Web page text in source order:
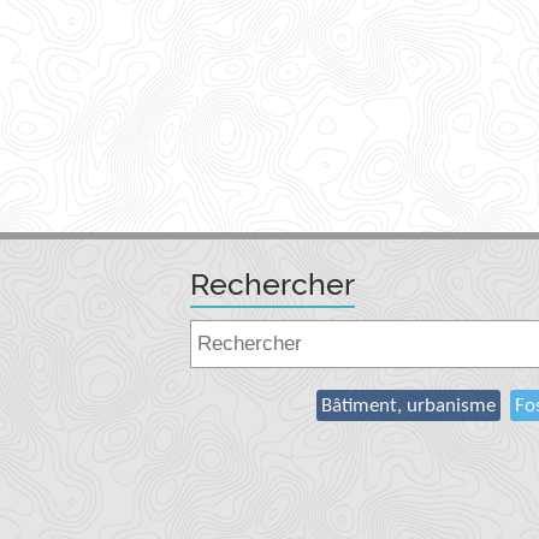
Rechercher
Bâtiment, urbanisme